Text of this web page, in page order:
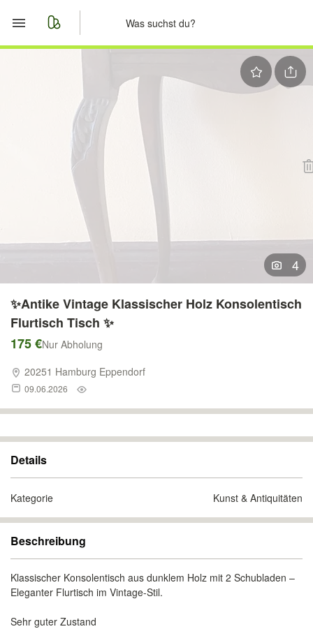
Merkliste
Nachrichten
Anzeige aufgeben
4
✨Antike Vintage Klassischer Holz Konsolentisch
Flurtisch Tisch ✨
175 €Nur Abholung
20251 Hamburg Eppendorf
09.06.2026
Details
Kategorie Kunst & Antiquitäten
Beschreibung
Klassischer Konsolentisch aus dunklem Holz mit 2 Schubladen –
Eleganter Flurtisch im Vintage-Stil.
Sehr guter Zustand